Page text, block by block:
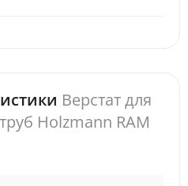
Верстат для
Holzmann RAM